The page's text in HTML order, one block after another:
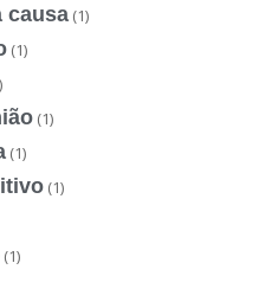
causa (1)
(1)
(1)
(1)
(1)
(1)